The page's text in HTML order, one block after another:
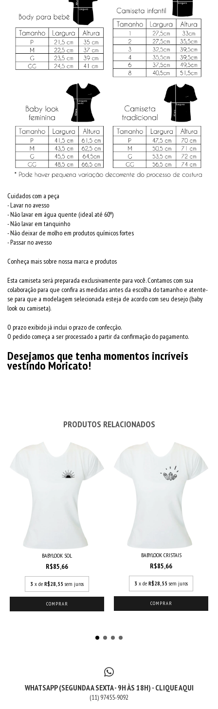
Cuidados com a peça
- Lavar no avesso
- Não lavar em água quente (ideal até 60º)
- Não lavar em tanquinho
- Não deixar de molho em produtos químicos fortes
- Passar no avesso
Conheça mais sobre nossa marca e produtos
Esta camiseta será preparada exclusivamente para você. Contamos com sua
colaboração para que confira as medidas antes da escolha do tamanho e atente-
se para que a modelagem selecionada esteja de acordo com seu desejo (baby
look ou camiseta).
O prazo exibido já inclui o prazo de confecção.
O pedido começa a ser processado a partir da confirmação do pagamento.
Desejamos que tenha momentos incríveis
vestindo Moricato!
PRODUTOS RELACIONADOS
BABYLOOK SOL
R$85,66
3 x de R$28,55 sem juros
COMPRAR
BABYLOOK CRISTAIS
R$85,66
3 x de R$28,55 sem juros
COMPRAR
WHATSAPP (SEGUNDA A SEXTA - 9H ÀS 18H) - CLIQUE AQUI
(11) 97455-9092